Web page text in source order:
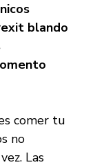
blando
comer tu
no
Las